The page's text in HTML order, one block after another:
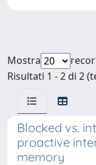
Mostra
Risultati 1 - 2 di 2
Blocked vs.
proactive
memory